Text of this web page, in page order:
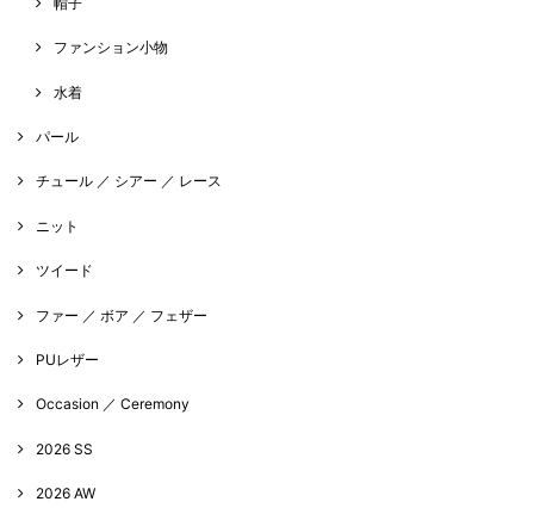
ファンション小物
水着
パール
チュール ／ シアー ／ レース
ニット
ツイード
ファー ／ ボア ／ フェザー
PUレザー
Occasion ／ Ceremony
2026 SS
2026 AW